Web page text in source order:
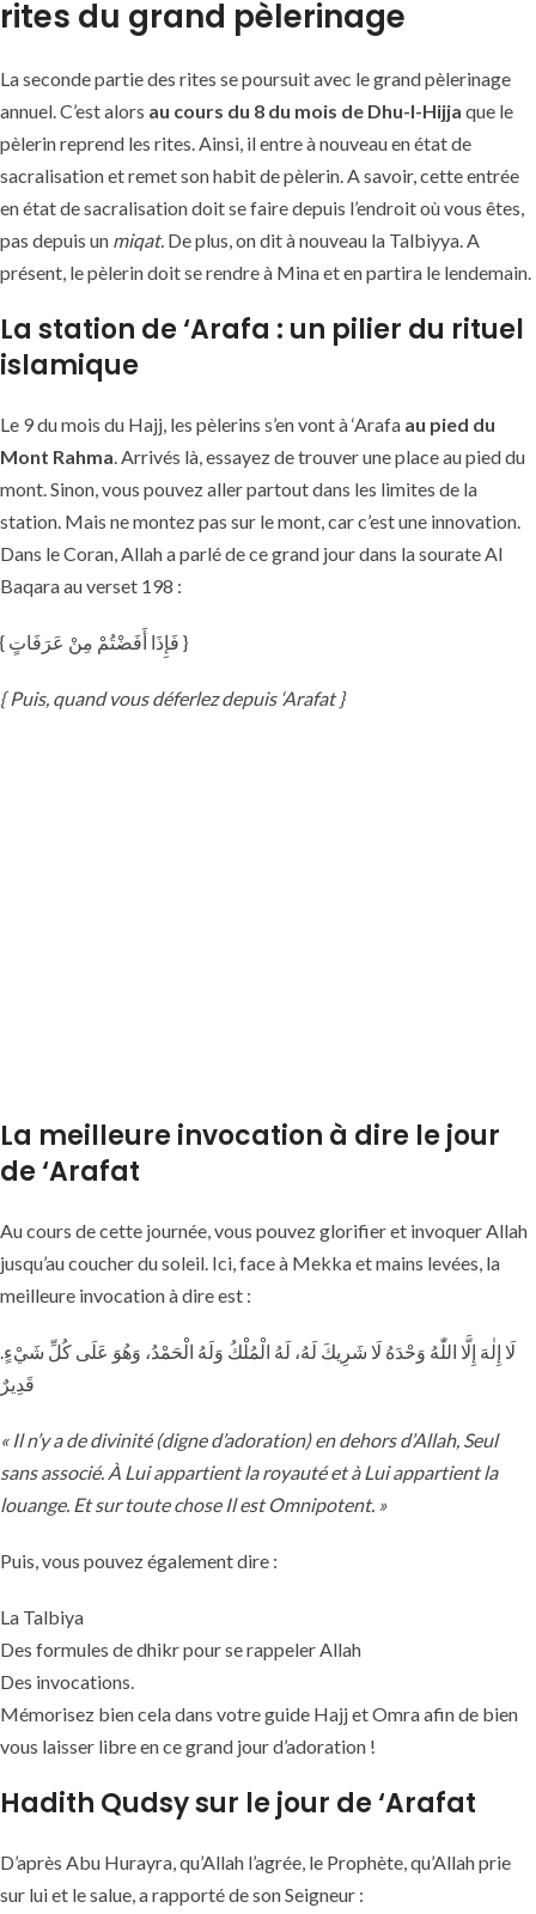
rites du grand pèlerinage
La seconde partie des rites se poursuit avec le grand pèlerinage
annuel. C’est alors au cours du 8 du mois de Dhu-l-Hijja que le
pèlerin reprend les rites. Ainsi, il entre à nouveau en état de
sacralisation et remet son habit de pèlerin. A savoir, cette entrée
en état de sacralisation doit se faire depuis l’endroit où vous êtes,
pas depuis un miqat. De plus, on dit à nouveau la Talbiyya. A
présent, le pèlerin doit se rendre à Mina et en partira le lendemain.
La station de ‘Arafa : un pilier du rituel
islamique
Le 9 du mois du Hajj, les pèlerins s’en vont à ‘Arafa au pied du
Mont Rahma . Arrivés là, essayez de trouver une place au pied du
mont. Sinon, vous pouvez aller partout dans les limites de la
station. Mais ne montez pas sur le mont, car c’est une innovation.
Dans le Coran, Allah a parlé de ce grand jour dans la sourate Al
Baqara au verset 198 :
{ فَإِذَا أَفَضْتُمْ مِنْ عَرَفَاتٍ }
{ Puis, quand vous déferlez depuis ‘Arafat }
La meilleure invocation à dire le jour
de ‘Arafat
Au cours de cette journée, vous pouvez glorifier et invoquer Allah
jusqu’au coucher du soleil. Ici, face à Mekka et mains levées, la
meilleure invocation à dire est :
.لَا إِلٰهَ إِلَّا اللّٰهُ وَحْدَهُ لَا شَرِيكَ لَهُ، لَهُ الْمُلْكُ وَلَهُ الْحَمْدُ، وَهُوَ عَلَى كُلِّ شَيْءٍ
قَدِيرٌ
« Il n’y a de divinité (digne d’adoration) en dehors d’Allah, Seul
sans associé. À Lui appartient la royauté et à Lui appartient la
louange. Et sur toute chose Il est Omnipotent. »
Puis, vous pouvez également dire :
La Talbiya
Des formules de dhikr pour se rappeler Allah
Des invocations.
Mémorisez bien cela dans votre guide Hajj et Omra afin de bien
vous laisser libre en ce grand jour d’adoration !
Hadith Qudsy sur le jour de ‘Arafat
D’après Abu Hurayra, qu’Allah l’agrée, le Prophète, qu’Allah prie
sur lui et le salue, a rapporté de son Seigneur :